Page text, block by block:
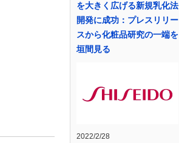
を大きく広げる新規乳化法
開発に成功：プレスリリー
スから化粧品研究の一端を
垣間見る
2022/2/28